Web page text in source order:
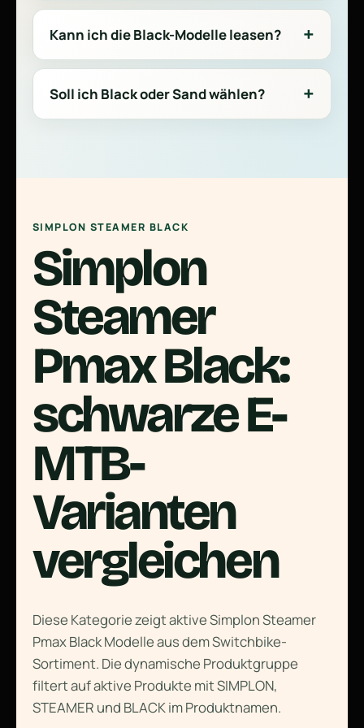
Kann ich die Black-Modelle leasen?
Soll ich Black oder Sand wählen?
SIMPLON STEAMER BLACK
Simplon
Steamer
Pmax Black:
schwarze E-
MTB-
Varianten
vergleichen
Diese Kategorie zeigt aktive Simplon Steamer
Pmax Black Modelle aus dem Switchbike-
Sortiment. Die dynamische Produktgruppe
filtert auf aktive Produkte mit SIMPLON,
STEAMER und BLACK im Produktnamen.